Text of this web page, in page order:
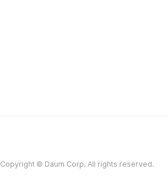
Copyright © Daum Corp. All rights reserved.